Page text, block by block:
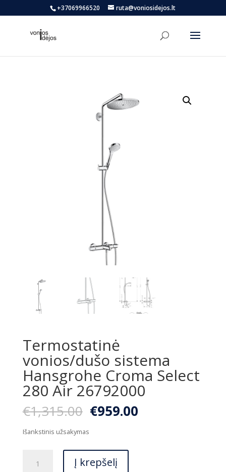
+37069966520 ruta@voniosidejos.lt
Termostatinė
vonios/dušo sistema
Hansgrohe Croma Select
280 Air 26792000
€1,315.00 Original
price
€1,315.00.
€959.00Current
Išankstinis užsakymas
kiekis:
Į krepšelį